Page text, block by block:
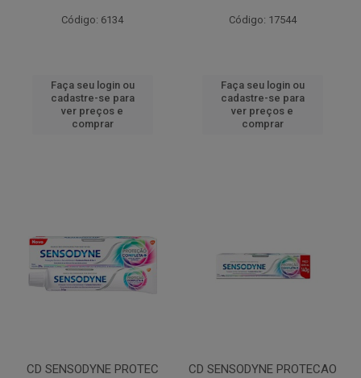
Código: 6134
Faça seu login ou
cadastre-se para
ver preços e
comprar
Código: 17544
Faça seu login ou
cadastre-se para
ver preços e
comprar
CD SENSODYNE PROTEC
CD SENSODYNE PROTECAO